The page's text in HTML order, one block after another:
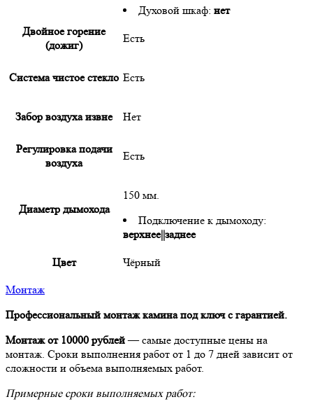
Духовой шкаф: нет
Двойное горение
(дожиг)
Есть
Система чистое стекло Есть
Забор воздуха извне Нет
Регулировка подачи
воздуха
Есть
Диаметр дымохода
150 мм.
Подключение к дымоходу:
верхнее||заднее
Цвет Чёрный
Монтаж
Профессиональный монтаж камина под ключ с гарантией.
Монтаж от 10000 рублей— самые доступные цены на
монтаж. Сроки выполнения работ от 1 до 7 дней зависит от
сложности и объема выполняемых работ.
Примерные сроки выполняемых работ: